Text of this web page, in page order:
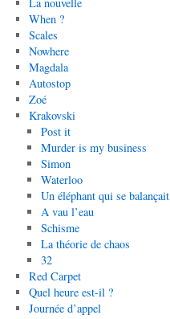
When ?
Scales
Nowhere
Magdala
Autostop
Zoé
Krakovski
Post it
Murder is my business
Simon
Waterloo
Un éléphant qui se balançait
A vau l’eau
Schisme
La théorie de chaos
32
Red Carpet
Quel heure est-il ?
Journée d’appel